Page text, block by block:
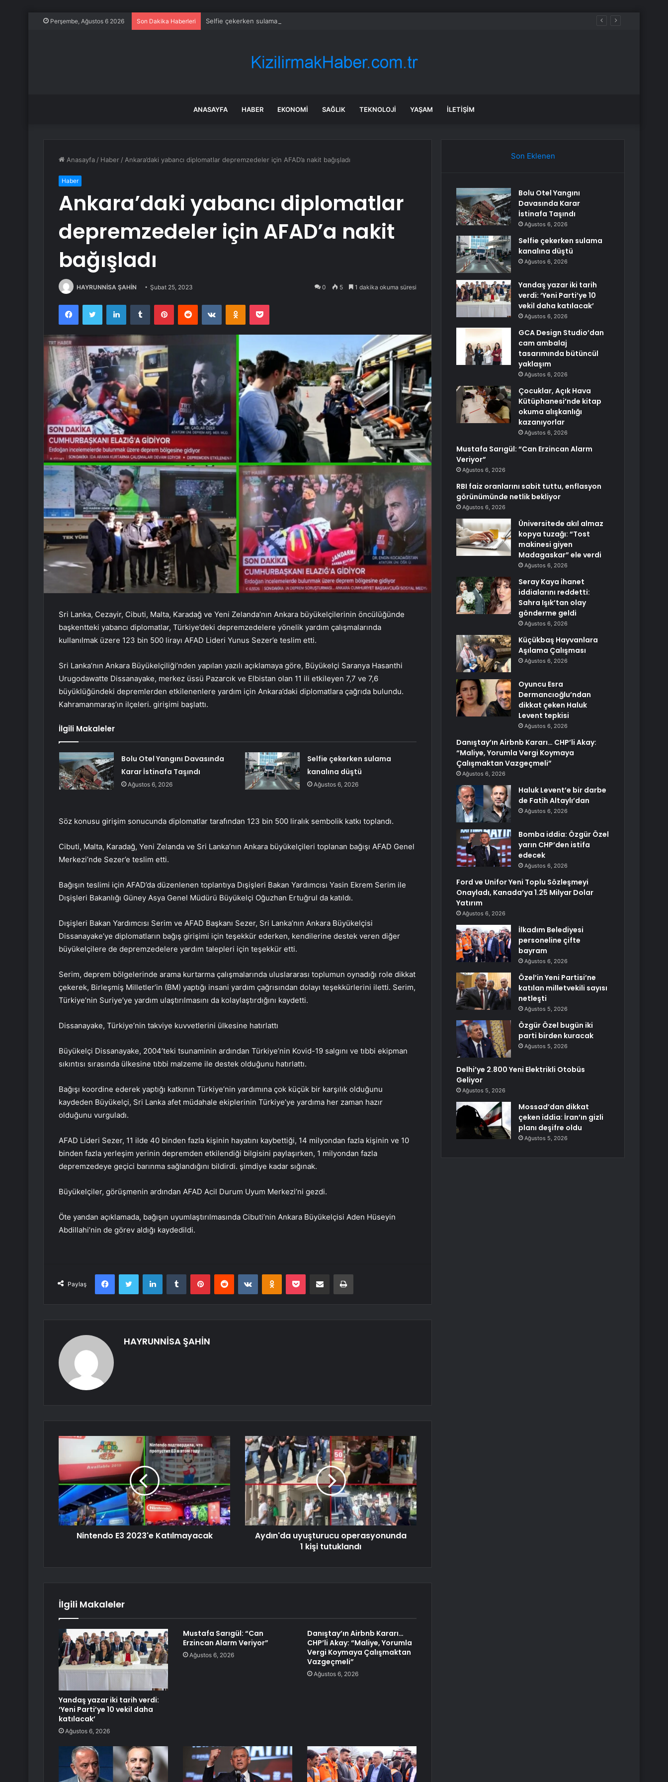
Perşembe, Ağustos 6 2026 Son Dakika Haberleri Selfie çekerken sulama kanalına düştü
ANASAYFA HABER EKONOMI SAĞLIK TEKNOLOJI YAŞAM İLETIŞIM
Anasayfa / Haber / Ankara’daki yabancı diplomatlar depremzedeler için AFAD’a nakit bağışladı
Haber
Ankara’daki yabancı diplomatlar
depremzedeler için AFAD’a nakit
bağışladı
HAYRUNNİSA ŞAHİN Şubat 25, 2023 0 5 1 dakika okuma süresi
FacebookTwitter LinkedInTumblr PinterestReddit VKontakteOdnoklassniki
Pocket
Sri Lanka, Cezayir, Cibuti, Malta, Karadağ ve Yeni Zelanda’nın Ankara büyükelçilerinin öncülüğünde
başkentteki yabancı diplomatlar, Türkiye’deki depremzedelere yönelik yardım çalışmalarında
kullanılmak üzere 123 bin 500 lirayı AFAD Lideri Yunus Sezer’e teslim etti.
Sri Lanka’nın Ankara Büyükelçiliği’nden yapılan yazılı açıklamaya göre, Büyükelçi Saranya Hasanthi
Urugodawatte Dissanayake, merkez üssü Pazarcık ve Elbistan olan 11 ili etkileyen 7,7 ve 7,6
büyüklüğündeki depremlerden etkilenenlere yardım için Ankara’daki diplomatlara çağrıda bulundu.
Kahramanmaraş’ın ilçeleri. girişimi başlattı.
İlgili Makaleler
Bolu Otel Yangını Davasında
Karar İstinafa Taşındı
Ağustos 6, 2026
Selfie çekerken sulama
kanalına düştü
Ağustos 6, 2026
Söz konusu girişim sonucunda diplomatlar tarafından 123 bin 500 liralık sembolik katkı toplandı.
Cibuti, Malta, Karadağ, Yeni Zelanda ve Sri Lanka’nın Ankara büyükelçileri toplanan bağışı AFAD Genel
Merkezi’nde Sezer’e teslim etti.
Bağışın teslimi için AFAD’da düzenlenen toplantıya Dışişleri Bakan Yardımcısı Yasin Ekrem Serim ile
Dışişleri Bakanlığı Güney Asya Genel Müdürü Büyükelçi Oğuzhan Ertuğrul da katıldı.
Dışişleri Bakan Yardımcısı Serim ve AFAD Başkanı Sezer, Sri Lanka’nın Ankara Büyükelçisi
Dissanayake’ye diplomatların bağış girişimi için teşekkür ederken, kendilerine destek veren diğer
büyükelçilere de depremzedelere yardım talepleri için teşekkür etti.
Serim, deprem bölgelerinde arama kurtarma çalışmalarında uluslararası toplumun oynadığı role dikkat
çekerek, Birleşmiş Milletler’in (BM) yaptığı insani yardım çağrısından dolayı teşekkürlerini iletti. Serim,
Türkiye’nin Suriye’ye yardım ulaştırılmasını da kolaylaştırdığını kaydetti.
Dissanayake, Türkiye’nin takviye kuvvetlerini ülkesine hatırlattı
Büyükelçi Dissanayake, 2004’teki tsunaminin ardından Türkiye’nin Kovid-19 salgını ve tıbbi ekipman
sıkıntısı sırasında ülkesine tıbbi malzeme ile destek olduğunu hatırlattı.
Bağışı koordine ederek yaptığı katkının Türkiye’nin yardımına çok küçük bir karşılık olduğunu
kaydeden Büyükelçi, Sri Lanka afet müdahale ekiplerinin Türkiye’ye yardıma her zaman hazır
olduğunu vurguladı.
AFAD Lideri Sezer, 11 ilde 40 binden fazla kişinin hayatını kaybettiği, 14 milyondan fazla kişinin ve 10
binden fazla yerleşim yerinin depremden etkilendiği bilgisini paylaşırken, 1 milyondan fazla
depremzedeye geçici barınma sağlandığını bildirdi. şimdiye kadar sığınak.
Büyükelçiler, görüşmenin ardından AFAD Acil Durum Uyum Merkezi’ni gezdi.
Öte yandan açıklamada, bağışın uyumlaştırılmasında Cibuti’nin Ankara Büyükelçisi Aden Hüseyin
Abdillahi’nin de görev aldığı kaydedildi.
Paylaş
FacebookTwitter LinkedInTumblr PinterestReddit VKontakteOdnoklassniki
Pocket E-Posta ile paylaş Yazdır
HAYRUNNİSA ŞAHİN
Nintendo E3 2023'e Katılmayacak
Aydın'da uyuşturucu operasyonunda
1 kişi tutuklandı
İlgili Makaleler
Yandaş yazar iki tarih verdi:
‘Yeni Parti’ye 10 vekil daha
katılacak’
Ağustos 6, 2026
Mustafa Sarıgül: “Can
Erzincan Alarm Veriyor”
Ağustos 6, 2026
Danıştay’ın Airbnb Kararı…
CHP’li Akay: “Maliye, Yorumla
Vergi Koymaya Çalışmaktan
Vazgeçmeli”
Ağustos 6, 2026
Son Eklenen
Bolu Otel Yangını
Davasında Karar
İstinafa Taşındı
Ağustos 6, 2026
Selfie çekerken sulama
kanalına düştü
Ağustos 6, 2026
Yandaş yazar iki tarih
verdi: ‘Yeni Parti’ye 10
vekil daha katılacak’
Ağustos 6, 2026
GCA Design Studio’dan
cam ambalaj
tasarımında bütüncül
yaklaşım
Ağustos 6, 2026
Çocuklar, Açık Hava
Kütüphanesi’nde kitap
okuma alışkanlığı
kazanıyorlar
Ağustos 6, 2026
Mustafa Sarıgül: “Can Erzincan Alarm
Veriyor”
Ağustos 6, 2026
RBI faiz oranlarını sabit tuttu, enflasyon
görünümünde netlik bekliyor
Ağustos 6, 2026
Üniversitede akıl almaz
kopya tuzağı: “Tost
makinesi giyen
Madagaskar” ele verdi
Ağustos 6, 2026
Seray Kaya ihanet
iddialarını reddetti:
Sahra Işık’tan olay
gönderme geldi
Ağustos 6, 2026
Küçükbaş Hayvanlara
Aşılama Çalışması
Ağustos 6, 2026
Oyuncu Esra
Dermancıoğlu’ndan
dikkat çeken Haluk
Levent tepkisi
Ağustos 6, 2026
Danıştay’ın Airbnb Kararı… CHP’li Akay:
“Maliye, Yorumla Vergi Koymaya
Çalışmaktan Vazgeçmeli”
Ağustos 6, 2026
Haluk Levent’e bir darbe
de Fatih Altaylı’dan
Ağustos 6, 2026
Bomba iddia: Özgür Özel
yarın CHP’den istifa
edecek
Ağustos 6, 2026
Ford ve Unifor Yeni Toplu Sözleşmeyi
Onayladı, Kanada’ya 1.25 Milyar Dolar
Yatırım
Ağustos 6, 2026
İlkadım Belediyesi
personeline çifte
bayram
Ağustos 6, 2026
Özel’in Yeni Partisi’ne
katılan milletvekili sayısı
netleşti
Ağustos 5, 2026
Özgür Özel bugün iki
parti birden kuracak
Ağustos 5, 2026
Delhi’ye 2.800 Yeni Elektrikli Otobüs
Geliyor
Ağustos 5, 2026
Mossad’dan dikkat
çeken iddia: İran’ın gizli
planı deşifre oldu
Ağustos 5, 2026